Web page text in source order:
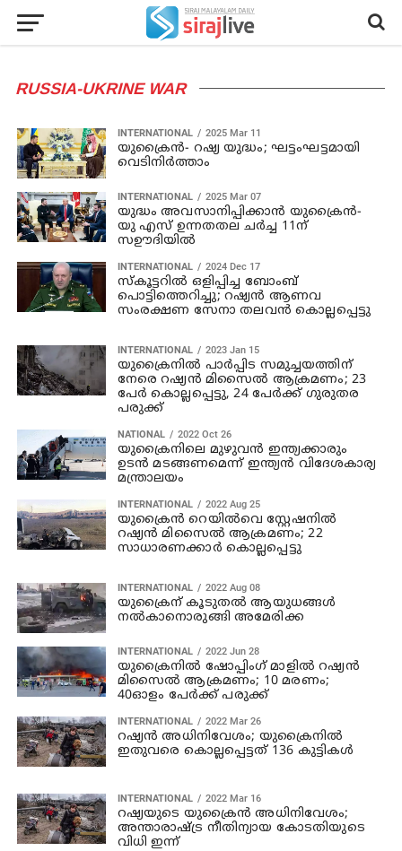
RUSSIA-UKRINE WAR
INTERNATIONAL 2025 Mar 11
യുക്രൈൻ- റഷ്യ യുദ്ധം; ഘട്ടംഘട്ടമായി
വെടിനിർത്താം
INTERNATIONAL 2025 Mar 07
യുദ്ധം അവസാനിപ്പിക്കാൻ യുക്രൈന്‍-
യു എസ് ഉന്നതതല ചര്‍ച്ച 11ന്
സഊദിയില്‍
INTERNATIONAL 2024 Dec 17
സ്‌കൂട്ടറില്‍ ഒളിപ്പിച്ച ബോംബ്
പൊട്ടിത്തെറിച്ചു; റഷ്യന്‍ ആണവ
സംരക്ഷണ സേനാ തലവന്‍ കൊല്ലപ്പെട്ടു
INTERNATIONAL 2023 Jan 15
യുക്രൈനില്‍ പാര്‍പ്പിട സമുച്ചയത്തിന്
നേരെ റഷ്യന്‍ മിസൈല്‍ ആക്രമണം; 23
പേര്‍ കൊല്ലപ്പെട്ടു, 24 പേര്‍ക്ക് ഗുരുതര
പരുക്ക്
NATIONAL 2022 Oct 26
യുക്രൈനിലെ മുഴുവന്‍ ഇന്ത്യക്കാരും
ഉടന്‍ മടങ്ങണമെന്ന് ഇന്ത്യന്‍ വിദേശകാര്യ
മന്ത്രാലയം
INTERNATIONAL 2022 Aug 25
യുക്രൈന്‍ റെയില്‍വെ സ്റ്റേഷനില്‍
റഷ്യന്‍ മിസൈല്‍ ആക്രമണം; 22
സാധാരണക്കാര്‍ കൊല്ലപ്പെട്ടു
INTERNATIONAL 2022 Aug 08
യുക്രൈന് കൂടുതല്‍ ആയുധങ്ങള്‍
നല്‍കാനൊരുങ്ങി അമേരിക്ക
INTERNATIONAL 2022 Jun 28
യുക്രൈനില്‍ ഷോപ്പിംഗ് മാളില്‍ റഷ്യന്‍
മിസൈല്‍ ആക്രമണം; 10 മരണം;
40ഓളം പേര്‍ക്ക് പരുക്ക്
INTERNATIONAL 2022 Mar 26
റഷ്യന്‍ അധിനിവേശം; യുക്രൈനില്‍
ഇതുവരെ കൊല്ലപ്പെട്ടത് 136 കുട്ടികള്‍
INTERNATIONAL 2022 Mar 16
റഷ്യയുടെ യുക്രൈന്‍ അധിനിവേശം;
അന്താരാഷ്ട്ര നീതിന്യായ കോടതിയുടെ
വിധി ഇന്ന്